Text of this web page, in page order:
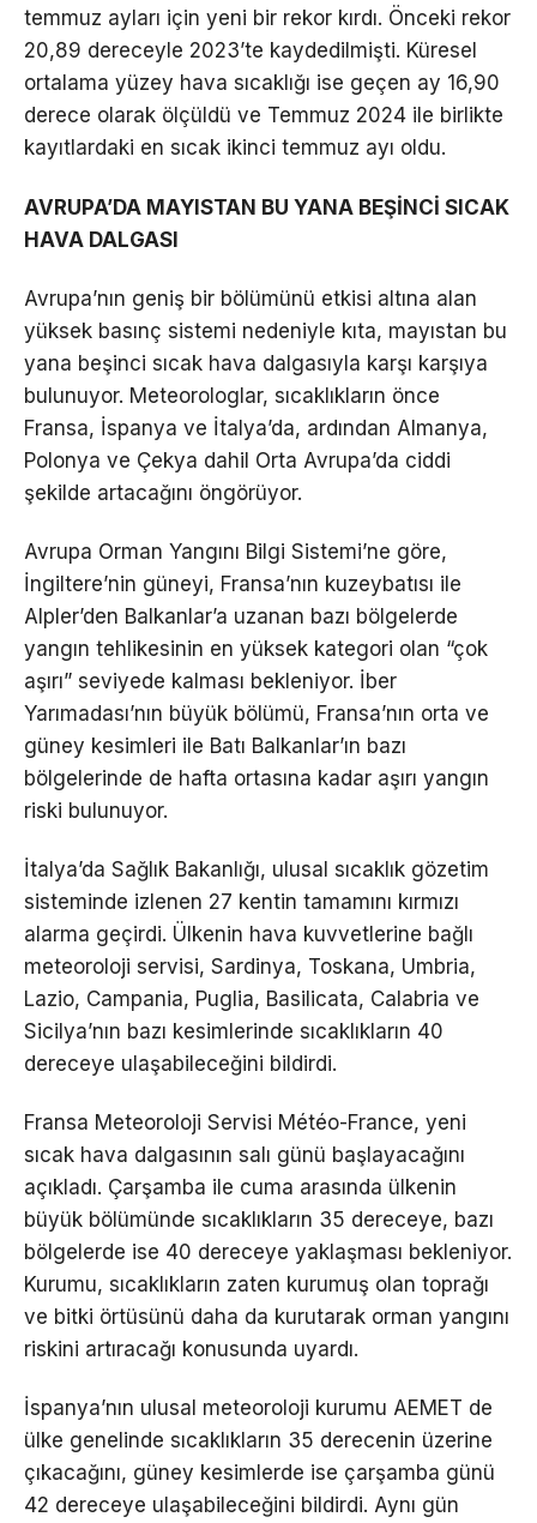
temmuz ayları için yeni bir rekor kırdı. Önceki rekor
20,89 dereceyle 2023’te kaydedilmişti. Küresel
ortalama yüzey hava sıcaklığı ise geçen ay 16,90
derece olarak ölçüldü ve Temmuz 2024 ile birlikte
kayıtlardaki en sıcak ikinci temmuz ayı oldu.
AVRUPA’DA MAYISTAN BU YANA BEŞİNCİ SICAK
HAVA DALGASI
Avrupa’nın geniş bir bölümünü etkisi altına alan
yüksek basınç sistemi nedeniyle kıta, mayıstan bu
yana beşinci sıcak hava dalgasıyla karşı karşıya
bulunuyor. Meteorologlar, sıcaklıkların önce
Fransa, İspanya ve İtalya’da, ardından Almanya,
Polonya ve Çekya dahil Orta Avrupa’da ciddi
şekilde artacağını öngörüyor.
Avrupa Orman Yangını Bilgi Sistemi’ne göre,
İngiltere’nin güneyi, Fransa’nın kuzeybatısı ile
Alpler’den Balkanlar’a uzanan bazı bölgelerde
yangın tehlikesinin en yüksek kategori olan “çok
aşırı” seviyede kalması bekleniyor. İber
Yarımadası’nın büyük bölümü, Fransa’nın orta ve
güney kesimleri ile Batı Balkanlar’ın bazı
bölgelerinde de hafta ortasına kadar aşırı yangın
riski bulunuyor.
İtalya’da Sağlık Bakanlığı, ulusal sıcaklık gözetim
sisteminde izlenen 27 kentin tamamını kırmızı
alarma geçirdi. Ülkenin hava kuvvetlerine bağlı
meteoroloji servisi, Sardinya, Toskana, Umbria,
Lazio, Campania, Puglia, Basilicata, Calabria ve
Sicilya’nın bazı kesimlerinde sıcaklıkların 40
dereceye ulaşabileceğini bildirdi.
Fransa Meteoroloji Servisi Météo-France, yeni
sıcak hava dalgasının salı günü başlayacağını
açıkladı. Çarşamba ile cuma arasında ülkenin
büyük bölümünde sıcaklıkların 35 dereceye, bazı
bölgelerde ise 40 dereceye yaklaşması bekleniyor.
Kurumu, sıcaklıkların zaten kurumuş olan toprağı
ve bitki örtüsünü daha da kurutarak orman yangını
riskini artıracağı konusunda uyardı.
İspanya’nın ulusal meteoroloji kurumu AEMET de
ülke genelinde sıcaklıkların 35 derecenin üzerine
çıkacağını, güney kesimlerde ise çarşamba günü
42 dereceye ulaşabileceğini bildirdi. Aynı gün